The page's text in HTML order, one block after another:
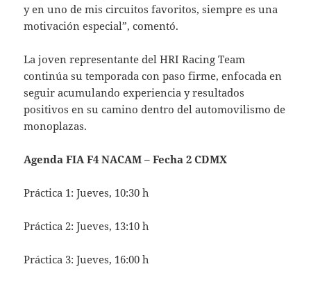
y en uno de mis circuitos favoritos, siempre es una
motivación especial”, comentó.
La joven representante del HRI Racing Team
continúa su temporada con paso firme, enfocada en
seguir acumulando experiencia y resultados
positivos en su camino dentro del automovilismo de
monoplazas.
Agenda FIA F4 NACAM – Fecha 2 CDMX
Práctica 1: Jueves, 10:30 h
Práctica 2: Jueves, 13:10 h
Práctica 3: Jueves, 16:00 h